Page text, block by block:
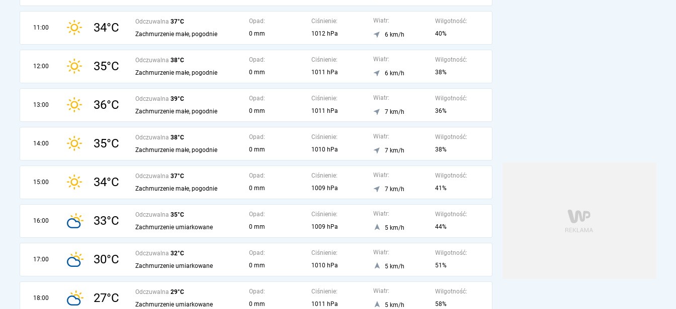
11:00 34°C Odczuwalna 37°C
Zachmurzenie małe, pogodnie
Opad:
0 mm
Ciśnienie:
1012 hPa
Wiatr:
6 km/h
Wilgotność:
40%
12:00 35°C Odczuwalna 38°C
Zachmurzenie małe, pogodnie
Opad:
0 mm
Ciśnienie:
1011 hPa
Wiatr:
6 km/h
Wilgotność:
38%
13:00 36°C Odczuwalna 39°C
Zachmurzenie małe, pogodnie
Opad:
0 mm
Ciśnienie:
1011 hPa
Wiatr:
7 km/h
Wilgotność:
36%
14:00 35°C Odczuwalna 38°C
Zachmurzenie małe, pogodnie
Opad:
0 mm
Ciśnienie:
1010 hPa
Wiatr:
7 km/h
Wilgotność:
38%
15:00 34°C Odczuwalna 37°C
Zachmurzenie małe, pogodnie
Opad:
0 mm
Ciśnienie:
1009 hPa
Wiatr:
7 km/h
Wilgotność:
41%
16:00 33°C Odczuwalna 35°C
Zachmurzenie umiarkowane
Opad:
0 mm
Ciśnienie:
1009 hPa
Wiatr:
5 km/h
Wilgotność:
44%
17:00 30°C Odczuwalna 32°C
Zachmurzenie umiarkowane
Opad:
0 mm
Ciśnienie:
1010 hPa
Wiatr:
5 km/h
Wilgotność:
51%
18:00 27°C Odczuwalna 29°C
Zachmurzenie umiarkowane
Opad:
0 mm
Ciśnienie:
1011 hPa
Wiatr:
5 km/h
Wilgotność:
58%